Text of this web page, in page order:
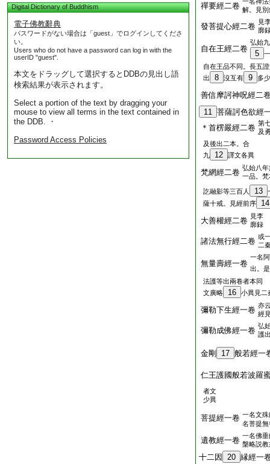
Digital Dictionary of Buddhism
電子佛教辭典
パスワードがない場合は「guest」でログインしてくださ
い。
Users who do not have a password can log in with the
userID "guest".
本文をドラッグして選択するとDDBの見出し語
検索結果が表示されます。
Select a portion of the text by dragging your
mouse to view all terms in the text contained in
the DDB. ・
Password Access Policies
禪要經二卷 解。見別
發菩提心經二卷 見
廓
自在王經二卷
弘始
5
自在王品不同。長五
出
8 沒互有 9 多
善信摩訶神呪經二
11 菩薩訶色欲經
＊首楞嚴經二卷 第
及
及後出二本。合
九
12 譯文各異
梵網經二卷 弘始八
一品。
訖融影等三百人 13
薩十戒。見經前序
14
大善權經二卷 見李
廓録
諸法無行經二卷 或
二
無量壽經一卷
一名
出。
法護等出兩卷者本同
文廣略
16 小異見二
彌勒下生經一卷 亦
經
彌勒成佛經一卷 弘
護
金剛 17 般若經一
仁王護國般若波羅
者文
少異
菩提經一卷 一名文殊
名菩提
遺教經一卷 一名佛垂
槃略説教
十二因 20 縁經一